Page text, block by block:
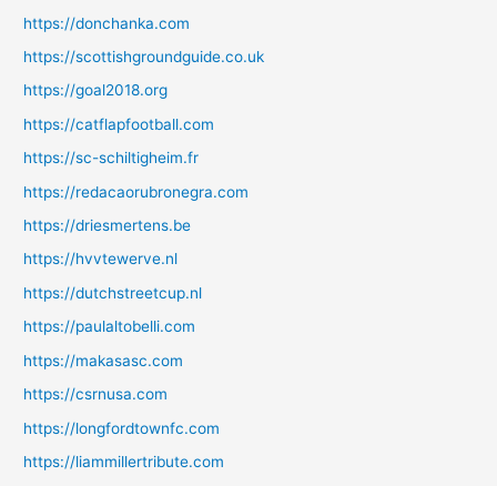
https://donchanka.com
https://scottishgroundguide.co.uk
https://goal2018.org
https://catflapfootball.com
https://sc-schiltigheim.fr
https://redacaorubronegra.com
https://driesmertens.be
https://hvvtewerve.nl
https://dutchstreetcup.nl
https://paulaltobelli.com
https://makasasc.com
https://csrnusa.com
https://longfordtownfc.com
https://liammillertribute.com